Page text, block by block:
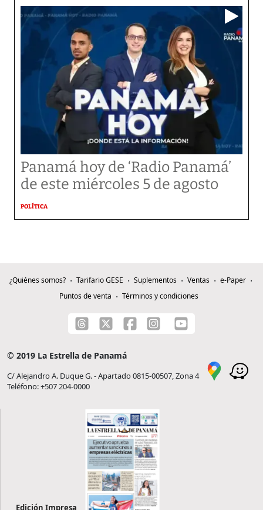
Panamá hoy de ‘Radio Panamá’
de este miércoles 5 de agosto
POLÍTICA
¿Quiénes somos? Tarifario GESE Suplementos Ventas
e-Paper
Puntos de venta
Términos y condiciones
© 2019 La Estrella de Panamá
C/ Alejandro A. Duque G. - Apartado 0815-00507, Zona 4
Teléfono: +507 204-0000
Edición Impresa